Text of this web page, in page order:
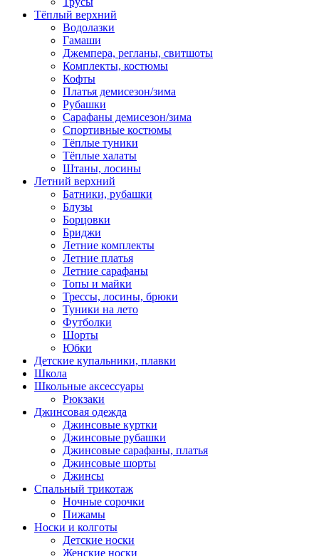
Тёплый верхний
Водолазки
Гамаши
Джемпера, регланы, свитшоты
Комплекты, костюмы
Кофты
Платья демисезон/зима
Рубашки
Сарафаны демисезон/зима
Спортивные костюмы
Тёплые туники
Тёплые халаты
Штаны, лосины
Летний верхний
Батники, рубашки
Блузы
Борцовки
Бриджи
Летние комплекты
Летние платья
Летние сарафаны
Топы и майки
Трессы, лосины, брюки
Туники на лето
Футболки
Шорты
Юбки
Детские купальники, плавки
Школа
Школьные аксессуары
Рюкзаки
Джинсовая одежда
Джинсовые куртки
Джинсовые рубашки
Джинсовые сарафаны, платья
Джинсовые шорты
Джинсы
Спальный трикотаж
Ночные сорочки
Пижамы
Носки и колготы
Детские носки
Женские носки